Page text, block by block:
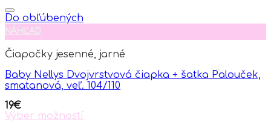
page
product
has
multiple
variants.
The
options
may
be
chosen
on
the
Do obľúbených
NÁHĽAD
Čiapočky jesenné, jarné
Baby Nellys Dvojvrstvová čiapka + šatka Palouček,
smatanová, veľ. 104/110
19€
Výber možností